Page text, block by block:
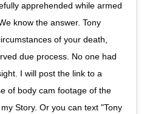
apprehended while armed
know the answer. Tony
of your death,
due process. No one had
I will post the link to a
of body cam footage of the
Story. Or you can text "Tony